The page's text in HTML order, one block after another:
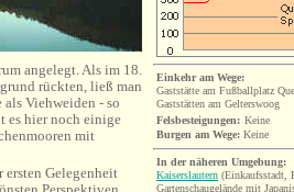
angelegt. Als im 18.
rückten, ließ man
Viehweiden - so
es hier noch einige
mit
ersten Gelegenheit
Einkehr am Wege:
Gaststätte am Fußballplatz
Gaststätten am Gelterswoog
Felsbesteigungen: Keine
Burgen am Wege: Keine
In der näheren Umgebung:
Kaiserslautern (Einkaufsstadt,
Gartenschaugelände mit